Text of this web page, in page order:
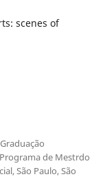
scenes of
de Mestrdo
São Paulo, São